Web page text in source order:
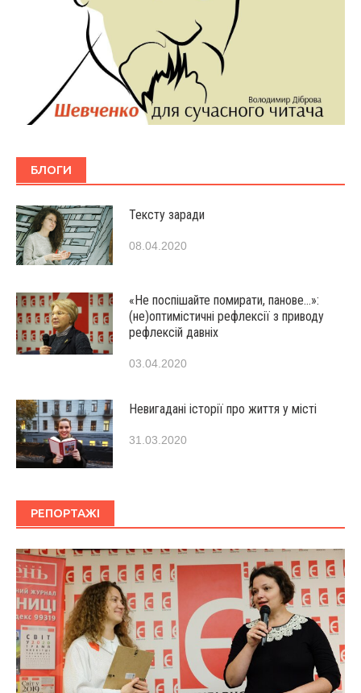
БЛОГИ
Тексту заради
08.04.2020
«Не поспішайте помирати, панове…»:
(не)оптимістичні рефлексії з приводу
рефлексій давніх
03.04.2020
Невигадані історії про життя у місті
31.03.2020
РЕПОРТАЖІ